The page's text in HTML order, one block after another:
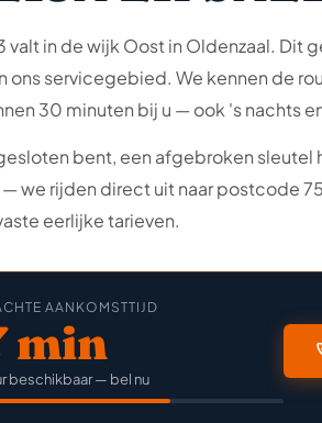
valt in de wijk Oost in Oldenzaal. Dit
ons servicegebied. We kennen de
30 minuten bij u — ook 's nachts
bent, een afgebroken sleutel
we rijden direct uit naar postcode
eerlijke tarieven.
AANKOMSTTIJD
min
beschikbaar — bel nu